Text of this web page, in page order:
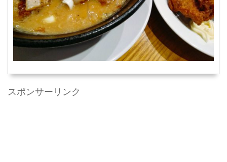
スポンサーリンク